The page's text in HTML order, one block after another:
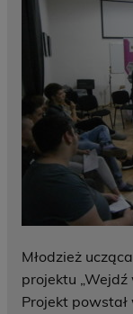
Młodzież
projektu
Projekt